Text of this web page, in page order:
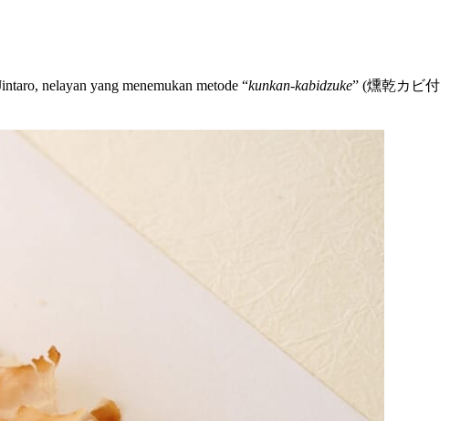
nelayan yang menemukan metode “kunkan-kabidzuke” (燻乾カビ付